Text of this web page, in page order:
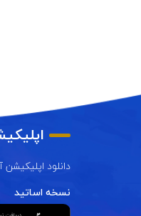
دانلود
نسخه اساتید